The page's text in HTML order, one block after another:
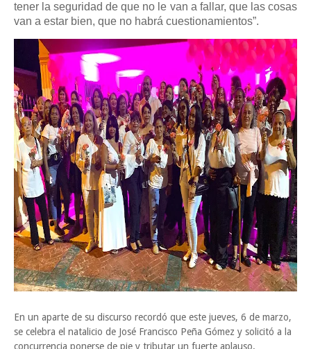
tener la seguridad de que no le van a fallar, que las cosas
van a estar bien, que no habrá cuestionamientos”.
En un aparte de su discurso recordó que este jueves, 6 de marzo,
se celebra el natalicio de José Francisco Peña Gómez y solicitó a la
concurrencia ponerse de pie y tributar un fuerte aplauso.